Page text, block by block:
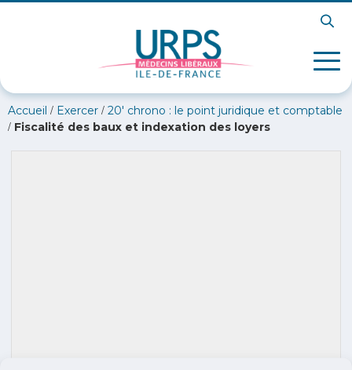
Accueil / Exercer / 20′ chrono : le point juridique et comptable
/ Fiscalité des baux et indexation des loyers